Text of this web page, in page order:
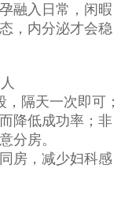
融入日常，闲暇
，内分泌才会稳
隔天一次即可；
降低成功率；非
分房。
房，减少妇科感